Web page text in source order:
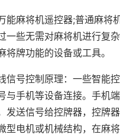
能麻将机遥控器;普通麻将
一些无需对麻将机进行复
将牌功能的设备或工具。
信号控制原理：一些智能
与手机等设备连接。手机
发送信号给控牌器，控牌
型电机或机械结构，在麻将